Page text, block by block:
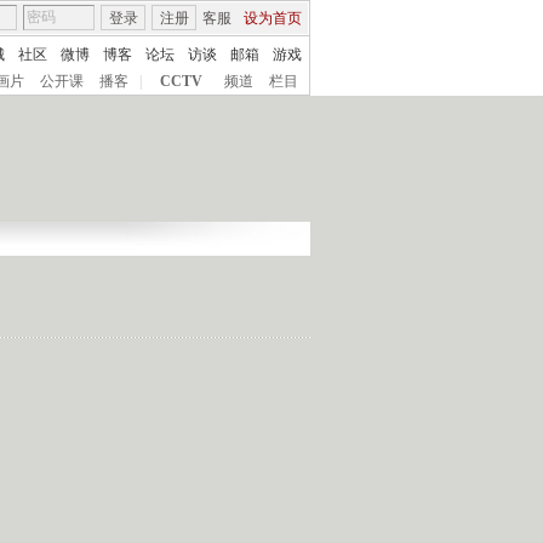
客服 设为首页
登录 注册
社区 微博 博客 论坛 访谈 邮箱
游戏
片
公开课 播客 CCTV 频道 栏目